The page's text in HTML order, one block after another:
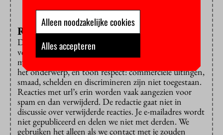
Reageren?
Dat is alleen mogelijk met een e-mailadres dat is
verbonden aan de VU. Reacties worden gepubliceerd
met voornaam of initiaal en achternaam. Houd je bij
het onderwerp, en toon respect: commerciële uitingen,
smaad, schelden en discrimineren zijn niet toegestaan.
Reacties met url’s erin worden vaak aangezien voor
spam en dan verwijderd. De redactie gaat niet in
discussie over verwijderde reacties. Je e-mailadres wordt
niet gepubliceerd en delen we niet met derden. We
gebruiken het alleen als we contact met je zouden
Alleen noodzakelijke cookies
Alles accepteren